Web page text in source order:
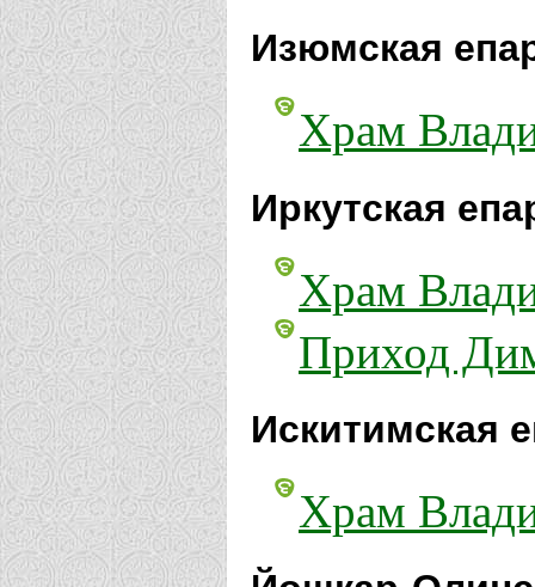
Изюмская
Храм
Иркутская
Храм
Приход
Искитимская
Храм